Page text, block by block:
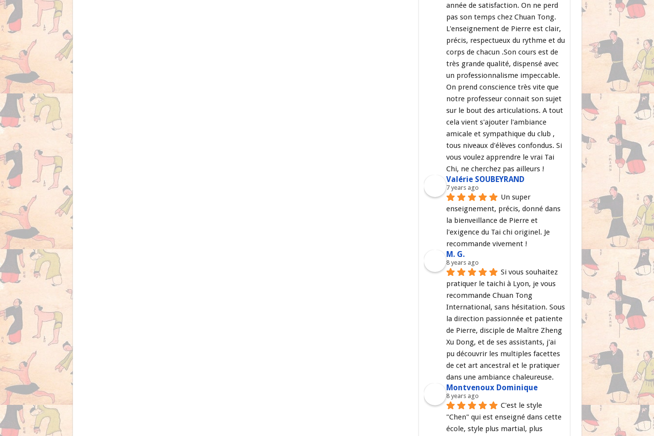
année de satisfaction. On ne perd
pas son temps chez Chuan Tong.
L'enseignement de Pierre est clair,
précis, respectueux du rythme et du
corps de chacun .Son cours est de
très grande qualité, dispensé avec
un professionnalisme impeccable.
On prend conscience très vite que
notre professeur connait son sujet
sur le bout des articulations. A tout
cela vient s'ajouter l'ambiance
amicale et sympathique du club ,
tous niveaux d'élèves confondus. Si
vous voulez apprendre le vrai Tai
Chi, ne cherchez pas ailleurs !
Valérie SOUBEYRAND
7 years ago
Un super
enseignement, précis, donné dans
la bienveillance de Pierre et
l'exigence du Tai chi originel. Je
recommande vivement !
M. G.
8 years ago
Si vous souhaitez
pratiquer le taichi à Lyon, je vous
recommande Chuan Tong
International, sans hésitation. Sous
la direction passionnée et patiente
de Pierre, disciple de Maître Zheng
Xu Dong, et de ses assistants, j'ai
pu découvrir les multiples facettes
de cet art ancestral et le pratiquer
dans une ambiance chaleureuse.
Montvenoux Dominique
8 years ago
C'est le style
"Chen" qui est enseigné dans cette
école, style plus martial, plus